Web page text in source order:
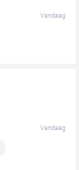
Vandaag
Vandaag